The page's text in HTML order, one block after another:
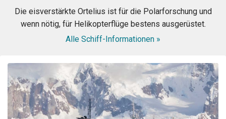
about the comfort of the cabins and common area, and
even more nervous about the meals. I had no reason to
be nervous - the ship is very modern, the cabins and
common area swell appointed. The lounge was were we
spent most of our free time mingling with fellow
Die eisverstärkte Ortelius ist für die Polarforschung und
wenn nötig, für Helikopterflüge bestens ausgerüstet.
Alle Schiff-Informationen »